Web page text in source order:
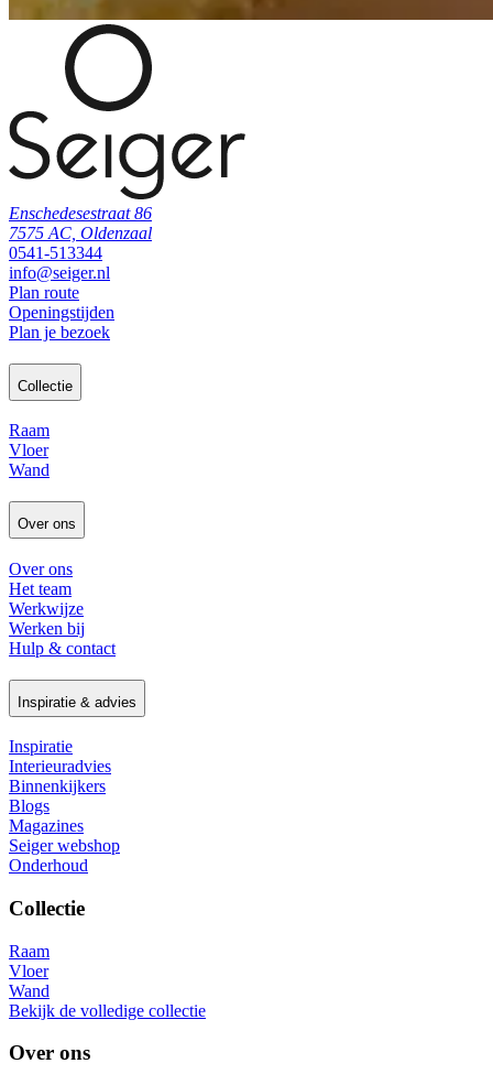
Enschedesestraat 86
7575 AC, Oldenzaal
0541-513344
info@seiger.nl
Plan route
Openingstijden
Plan je bezoek
Collectie
Raam
Vloer
Wand
Over ons
Over ons
Het team
Werkwijze
Werken bij
Hulp & contact
Inspiratie & advies
Inspiratie
Interieuradvies
Binnenkijkers
Blogs
Magazines
Seiger webshop
Onderhoud
Collectie
Raam
Vloer
Wand
Bekijk de volledige collectie
Over ons